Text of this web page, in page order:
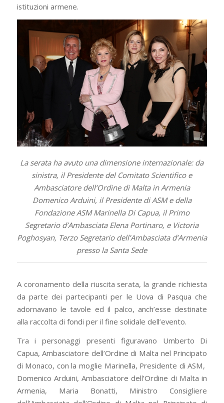
istituzioni armene.
La serata ha avuto una dimensione internazionale: da
sinistra, il Presidente del Comitato Scientifico e
Ambasciatore dell’Ordine di Malta in Armenia
Domenico Arduini, il Presidente di ASM e della
Fondazione ASM Marinella Di Capua, il Primo
Segretario d’Ambasciata Elena Portinaro, e Victoria
Poghosyan, Terzo Segretario dell’Ambasciata d’Armenia
presso la Santa Sede
A coronamento della riuscita serata, la grande richiesta
da parte dei partecipanti per le Uova di Pasqua che
adornavano le tavole ed il palco, anch’esse destinate
alla raccolta di fondi per il fine solidale dell’evento.
Tra i personaggi presenti figuravano Umberto Di
Capua, Ambasciatore dell’Ordine di Malta nel Principato
di Monaco, con la moglie Marinella, Presidente di ASM,
Domenico Arduini, Ambasciatore dell’Ordine di Malta in
Armenia, Maria Bonatti, Ministro Consigliere